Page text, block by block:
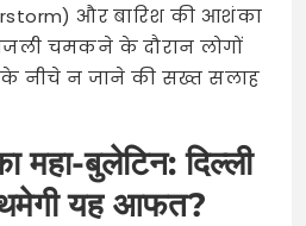
और बारिश की आशंका
चमकने के दौरान लोगों
के नीचे न जाने की सख्त सलाह
महा-बुलेटिन: दिल्ली
यह आफत?